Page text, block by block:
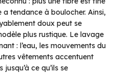
tendance à boulocher. Ainsi,
doux peut se
plus rustique. Le lavage
: l’eau, les mouvements du
vêtements accentuent
ce qu’ils se